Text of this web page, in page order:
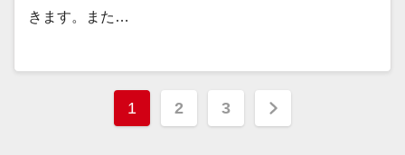
きます。また…
投
1 2 3